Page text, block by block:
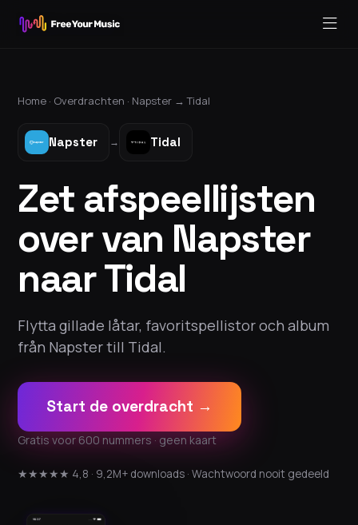
Home · Overdrachten · Napster →Tidal
Napster → Tidal
Zet afspeellijsten
over van Napster
naar Tidal
Flytta gillade låtar, favoritspellistor och album
från Napster till Tidal.
Start de overdracht →
Gratis voor 600 nummers · geen kaart
★★★★★ 4,8 · 9,2M+ downloads · Wachtwoord nooit gedeeld